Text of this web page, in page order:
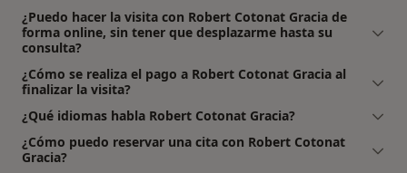
¿Puedo hacer la visita con Robert Cotonat Gracia de
forma online, sin tener que desplazarme hasta su
consulta?
¿Cómo se realiza el pago a Robert Cotonat Gracia al
finalizar la visita?
¿Qué idiomas habla Robert Cotonat Gracia?
¿Cómo puedo reservar una cita con Robert Cotonat
Gracia?